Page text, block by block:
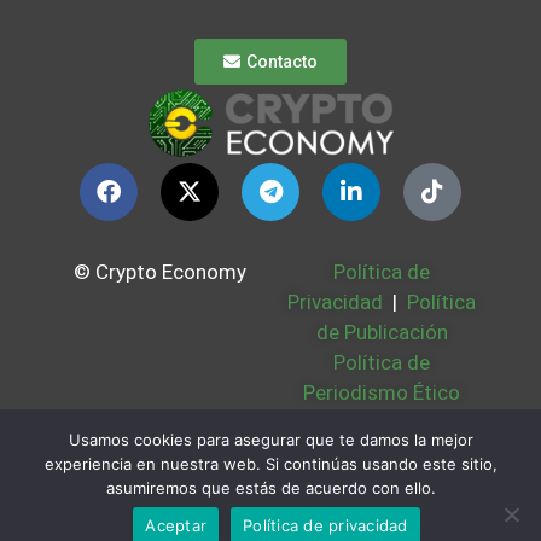
Contacto
© Crypto Economy
Política de
Privacidad | Política
de Publicación
Política de
Periodismo Ético
Bases Legales |
Partners | Sobre
Nosotros
Usamos cookies para asegurar que te damos la mejor
experiencia en nuestra web. Si continúas usando este sitio,
asumiremos que estás de acuerdo con ello.
Aceptar
Política de privacidad